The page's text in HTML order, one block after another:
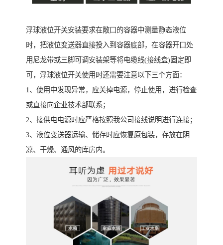
浮球液位开关安装要求在敞口的容器中测量静态液位
时，把液位变送器直接投入到容器底部，在容器开口处
用尼龙带或三脚可调安装架等将电缆线(接线盒)固定即
可，浮球液位开关使用时还需要注意以下三个方面：
1、使用中发现异常，应关掉电源，停止使用，进行检查
或直接向企业技术部联系；
2、接供电电源时应严格按照我公司接线说明进行连接；
3、液位变送器运输、储存时应恢复原包装，存放在阴
凉、干燥、通风的库房内。